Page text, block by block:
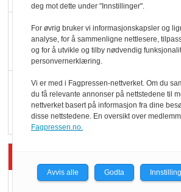
KI lager
Q passerte
Rema i 2025
deg mot dette under "Innstillinger".
For øvrig bruker vi informasjonskapsler og
analyse, for å sammenligne nettlesere,
og for å utvikle og tilby nødvendig
personvernerklæring.
Vi er med i Fagpressen-nettverket. Om du
du få relevante annonser på nettstedene til
nettverket basert på informasjon fra dine
disse nettstedene. En oversikt over
Fagpressen.no.
Avvis alle Godta